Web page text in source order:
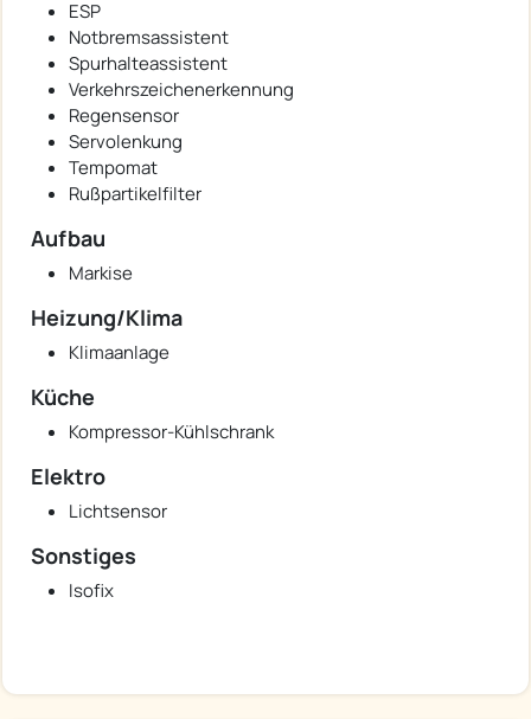
ESP
Notbremsassistent
Spurhalteassistent
Verkehrszeichenerkennung
Regensensor
Servolenkung
Tempomat
Rußpartikelfilter
Aufbau
Markise
Heizung/Klima
Klimaanlage
Küche
Kompressor-Kühlschrank
Elektro
Lichtsensor
Sonstiges
Isofix